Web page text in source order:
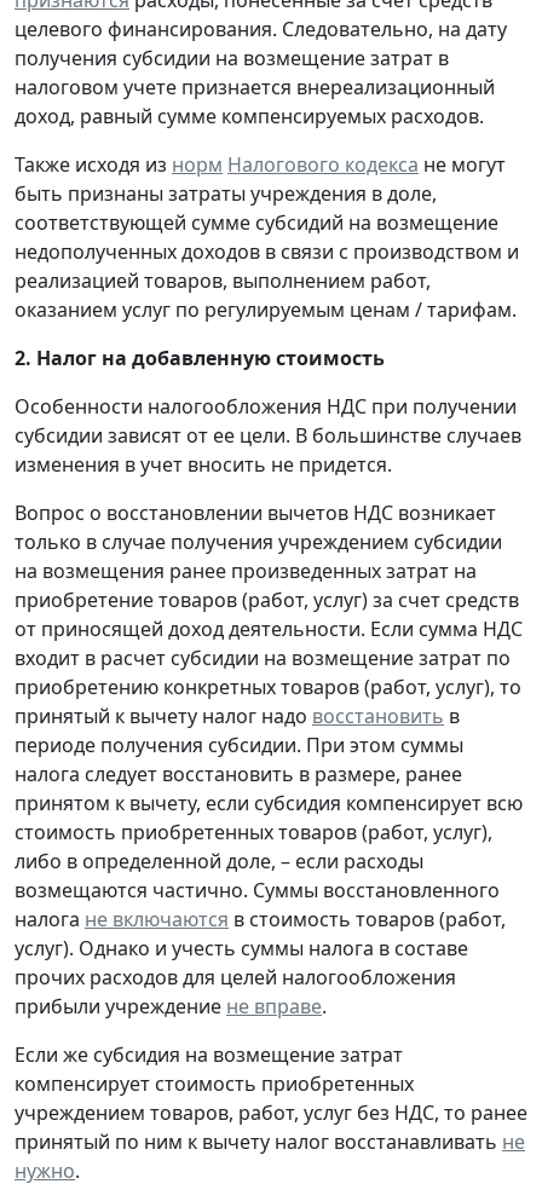
целевого финансирования. Следовательно, на дату
получения субсидии на возмещение затрат в
налоговом учете признается внереализационный
доход, равный сумме компенсируемых расходов.
Также исходя из норм Налогового кодекса не могут
быть признаны затраты учреждения в доле,
соответствующей сумме субсидий на возмещение
недополученных доходов в связи с производством и
реализацией товаров, выполнением работ,
оказанием услуг по регулируемым ценам / тарифам.
2. Налог на добавленную стоимость
Особенности налогообложения НДС при получении
субсидии зависят от ее цели. В большинстве случаев
изменения в учет вносить не придется.
Вопрос о восстановлении вычетов НДС возникает
только в случае получения учреждением субсидии
на возмещения ранее произведенных затрат на
приобретение товаров (работ, услуг) за счет средств
от приносящей доход деятельности. Если сумма НДС
входит в расчет субсидии на возмещение затрат по
приобретению конкретных товаров (работ, услуг), то
принятый к вычету налог надо восстановить в
периоде получения субсидии. При этом суммы
налога следует восстановить в размере, ранее
принятом к вычету, если субсидия компенсирует всю
стоимость приобретенных товаров (работ, услуг),
либо в определенной доле, – если расходы
возмещаются частично. Суммы восстановленного
налога не включаются в стоимость товаров (работ,
услуг). Однако и учесть суммы налога в составе
прочих расходов для целей налогообложения
прибыли учреждение не вправе.
Если же субсидия на возмещение затрат
компенсирует стоимость приобретенных
учреждением товаров, работ, услуг без НДС, то ранее
принятый по ним к вычету налог восстанавливать не
нужно.